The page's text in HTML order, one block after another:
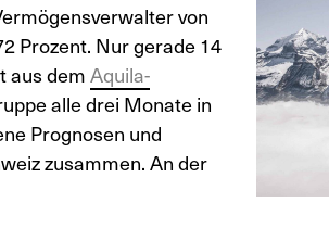
von
Prozent. Nur gerade 14
aus dem Aquila-
alle drei Monate in
Prognosen und
zusammen. An der